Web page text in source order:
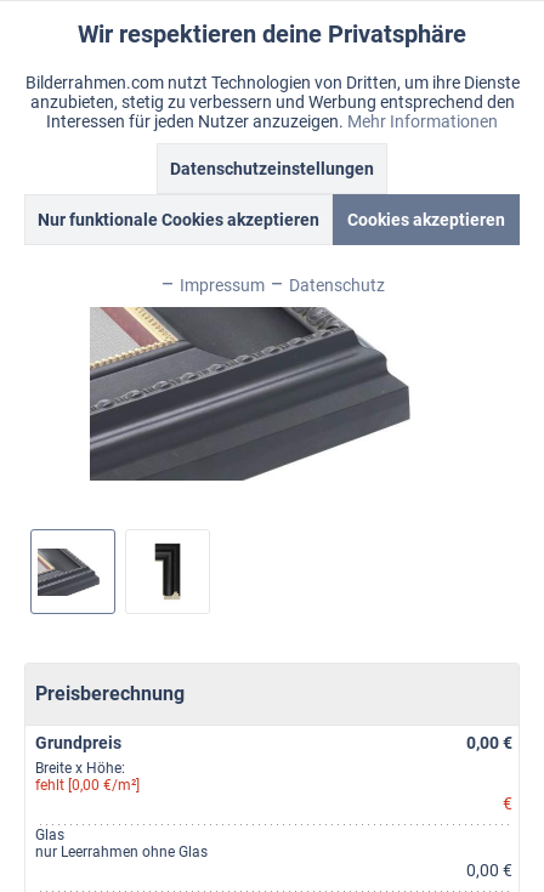
Warenkorb
Merkzettel Mein Konto
Menü
Billiard
Preisberechnung
Grundpreis 0,00 €
Breite x Höhe:
fehlt [0,00 €/m²]
€
Glas
nur Leerrahmen ohne Glas
0,00 €
Funktionale Aktiv
Marketing Inaktiv
Inaktiv
Service
Wir respektieren deine Privatsphäre
Bilderrahmen.com nutzt Technologien von Dritten, um ihre Dienste
anzubieten, stetig zu verbessern und Werbung entsprechend den
Interessen für jeden Nutzer anzuzeigen. Mehr Informationen
Datenschutzeinstellungen
Nur funktionale Cookies akzeptieren Cookies akzeptieren
Impressum Datenschutz